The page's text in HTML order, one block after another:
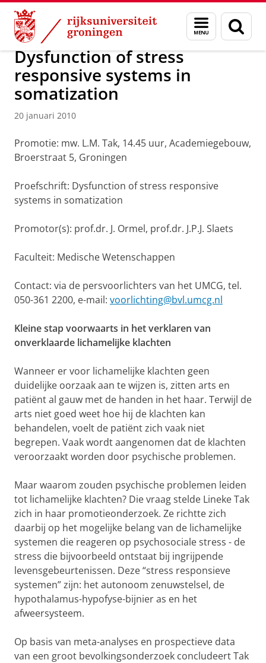
Skip
Content
Skip
Navigation
Menu
en
zoeken
Over ons Actueel Nieuws Nieuwsberichten
Dysfunction of stress
responsive systems in
somatization
20 januari 2010
Promotie: mw. L.M. Tak, 14.45 uur, Academiegebouw,
Broerstraat 5, Groningen
Proefschrift: Dysfunction of stress responsive
systems in somatization
Promotor(s): prof.dr. J. Ormel, prof.dr. J.P.J. Slaets
Faculteit: Medische Wetenschappen
Contact: via de persvoorlichters van het UMCG, tel.
050-361 2200, e-mail: voorlichting@bvl.umcg.nl
Kleine stap voorwaarts in het verklaren van
onverklaarde lichamelijke klachten
Wanneer er voor lichamelijke klachten geen
duidelijke oorzaak aan te wijzen is, zitten arts en
patiënt al gauw met de handen in het haar. Terwijl de
arts niet goed weet hoe hij de klachten kan
behandelen, voelt de patiënt zich vaak niet
begrepen. Vaak wordt aangenomen dat de klachten
veroorzaakt worden door psychische problemen.
Maar waarom zouden psychische problemen leiden
tot lichamelijke klachten? Die vraag stelde Lineke Tak
zich in haar promotieonderzoek. Ze richtte zich
daarbij op het mogelijke belang van de lichamelijke
systemen die reageren op psychosociale stress - de
stress die bijvoorbeeld ontstaat bij ingrijpende
levensgebeurtenissen. Deze “stress responsieve
systemen” zijn: het autonoom zenuwstelsel, de
hypothalamus-hypofyse-bijnier as en het
afweersysteem.
Op basis van meta-analyses en prospectieve data
van een groot bevolkingsonderzoek concludeert Tak